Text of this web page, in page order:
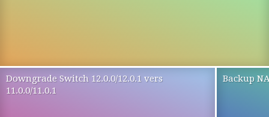
Downgrade Switch 12.0.0/12.0.1 vers
11.0.0/11.0.1
Backup